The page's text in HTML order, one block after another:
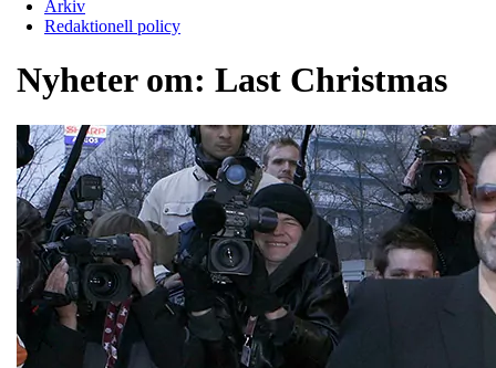
Arkiv
Redaktionell policy
Nyheter om: Last Christmas